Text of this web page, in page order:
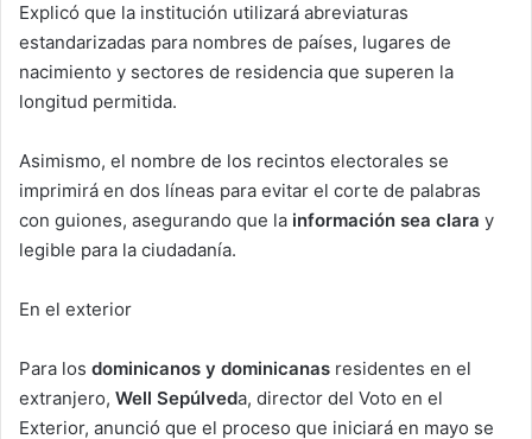
Explicó que la institución utilizará abreviaturas
estandarizadas para nombres de países, lugares de
nacimiento y sectores de residencia que superen la
longitud permitida.
Asimismo, el nombre de los recintos electorales se
imprimirá en dos líneas para evitar el corte de palabras
con guiones, asegurando que la información sea clara y
legible para la ciudadanía.
En el exterior
Para los dominicanos y dominicanas residentes en el
extranjero, Well Sepúlveda, director del Voto en el
Exterior, anunció que el proceso que iniciará en mayo se